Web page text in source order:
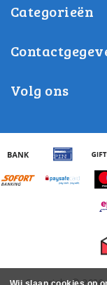
Categorieën
Volg ons
Copyright © 2026